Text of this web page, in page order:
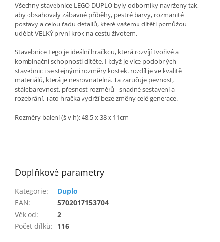
Všechny stavebnice LEGO DUPLO byly odborníky navrženy tak,
aby obsahovaly zábavné příběhy, pestré barvy, rozmanité
postavy a celou řadu detailů, které vašemu dítěti pomůžou
udělat VELKÝ první krok na cestu životem.
Stavebnice Lego je ideální hračkou, která rozvíjí tvořivé a
kombinační schopnosti dítěte. I když je více podobných
stavebnic i se stejnými rozměry kostek, rozdíl je ve kvalitě
materiálů, která je nesrovnatelná. Ta zaručuje pevnost,
stálobarevnost, přesnost rozměrů - snadné sestavení a
rozebrání. Tato hračka vydrží beze změny celé generace.
Rozměry balení (š v h): 48,5 x 38 x 11cm
Doplňkové parametry
Kategorie:
Duplo
EAN:
5702017153704
Věk od:
2
Počet dílků: 116